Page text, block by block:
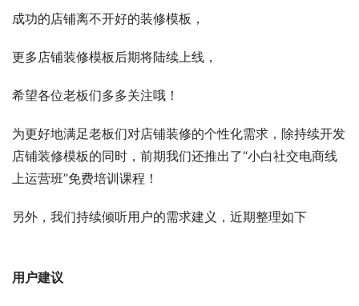
成功的店铺离不开好的装修模板，
更多店铺装修模板后期将陆续上线，
希望各位老板们多多关注哦！
为更好地满足老板们对店铺装修的个性化需求，除持续开发
店铺装修模板的同时，前期我们还推出了“小白社交电商线
上运营班”免费培训课程！
另外，我们持续倾听用户的需求建义，近期整理如下
用户建议